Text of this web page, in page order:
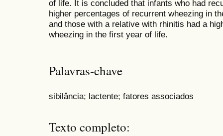
of life. It is concluded that infants who had
higher percentages of recurrent wheezing in
and those with a relative with rhinitis had a
wheezing in the first year of life.
Palavras-chave
sibilância; lactente; fatores associados
Texto completo: